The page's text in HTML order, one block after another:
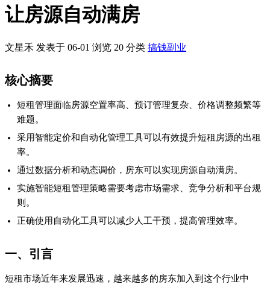
让房源自动满房
文星禾 发表于 06-01 浏览 20 分类 搞钱副业
核心摘要
短租管理面临房源空置率高、预订管理复杂、价格调整频繁等
难题。
采用智能定价和自动化管理工具可以有效提升短租房源的出租
率。
通过数据分析和动态调价，房东可以实现房源自动满房。
实施智能短租管理策略需要考虑市场需求、竞争分析和平台规
则。
正确使用自动化工具可以减少人工干预，提高管理效率。
一、引言
短租市场近年来发展迅速，越来越多的房东加入到这个行业中